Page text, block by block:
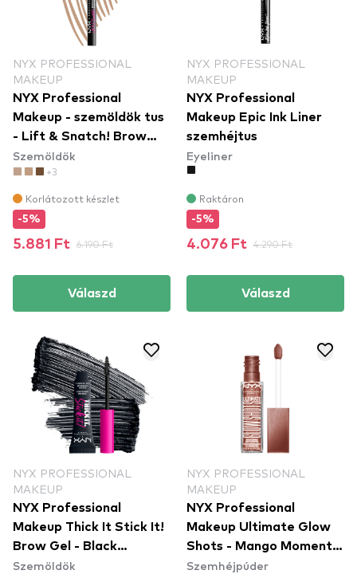
NYX PROFESSIONAL
MAKEUP
NYX Professional
Makeup - szemöldök tus
- Lift & Snatch! Brow
Tint Pen - 03 Taupe
(LAS03)
Szemöldök
+3
Korlátozott készlet
-5%
5.881 Ft 6.190 Ft
Válaszd
NYX PROFESSIONAL
MAKEUP
NYX Professional
Makeup Epic Ink Liner
szemhéjtus
Eyeliner
Raktáron
-5%
4.076 Ft 4.290 Ft
Válaszd
NYX PROFESSIONAL
MAKEUP
NYX Professional
Makeup Thick It Stick It!
Brow Gel - Black
(TISI08)
Szemöldök
NYX PROFESSIONAL
MAKEUP
NYX Professional
Makeup Ultimate Glow
Shots - Mango Moment
(UGS09) -
Szemhéjpúder